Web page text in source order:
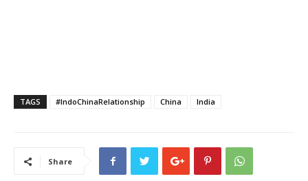
TAGS #IndoChinaRelationship China India
Share